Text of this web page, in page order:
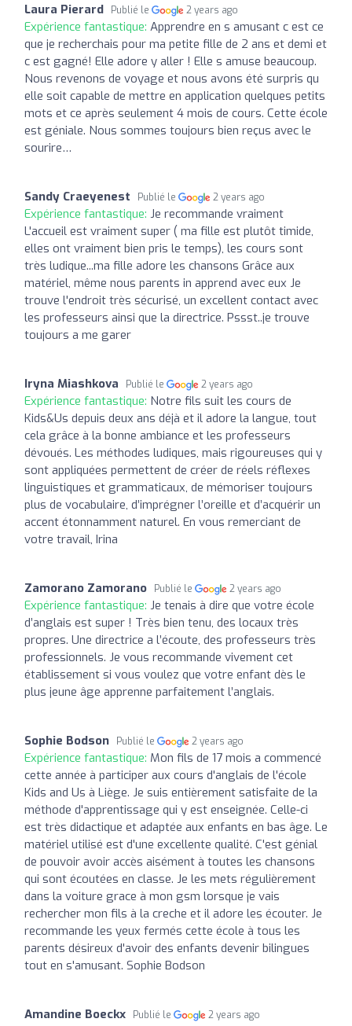
Laura Pierard Publié le 2 years ago
Expérience fantastique: Apprendre en s amusant c est ce
que je recherchais pour ma petite fille de 2 ans et demi et
c est gagné! Elle adore y aller ! Elle s amuse beaucoup.
Nous revenons de voyage et nous avons été surpris qu
elle soit capable de mettre en application quelques petits
mots et ce après seulement 4 mois de cours. Cette école
est géniale. Nous sommes toujours bien reçus avec le
sourire…
Sandy Craeyenest Publié le 2 years ago
Expérience fantastique: Je recommande vraiment
L'accueil est vraiment super ( ma fille est plutôt timide,
elles ont vraiment bien pris le temps), les cours sont
très ludique...ma fille adore les chansons Grâce aux
matériel, même nous parents in apprend avec eux Je
trouve l'endroit très sécurisé, un excellent contact avec
les professeurs ainsi que la directrice. Pssst..je trouve
toujours a me garer
Iryna Miashkova Publié le 2 years ago
Expérience fantastique: Notre fils suit les cours de
Kids&Us depuis deux ans déjà et il adore la langue, tout
cela grâce à la bonne ambiance et les professeurs
dévoués. Les méthodes ludiques, mais rigoureuses qui y
sont appliquées permettent de créer de réels réflexes
linguistiques et grammaticaux, de mémoriser toujours
plus de vocabulaire, d’imprégner l’oreille et d’acquérir un
accent étonnamment naturel. En vous remerciant de
votre travail, Irina
Zamorano Zamorano Publié le 2 years ago
Expérience fantastique: Je tenais à dire que votre école
d’anglais est super ! Très bien tenu, des locaux très
propres. Une directrice a l’écoute, des professeurs très
professionnels. Je vous recommande vivement cet
établissement si vous voulez que votre enfant dès le
plus jeune âge apprenne parfaitement l’anglais.
Sophie Bodson Publié le 2 years ago
Expérience fantastique: Mon fils de 17 mois a commencé
cette année à participer aux cours d'anglais de l'école
Kids and Us à Liège. Je suis entièrement satisfaite de la
méthode d'apprentissage qui y est enseignée. Celle-ci
est très didactique et adaptée aux enfants en bas âge. Le
matériel utilisé est d'une excellente qualité. C'est génial
de pouvoir avoir accès aisément à toutes les chansons
qui sont écoutées en classe. Je les mets régulièrement
dans la voiture grace à mon gsm lorsque je vais
rechercher mon fils à la creche et il adore les écouter. Je
recommande les yeux fermés cette école à tous les
parents désireux d'avoir des enfants devenir bilingues
tout en s'amusant. Sophie Bodson
Amandine Boeckx Publié le 2 years ago